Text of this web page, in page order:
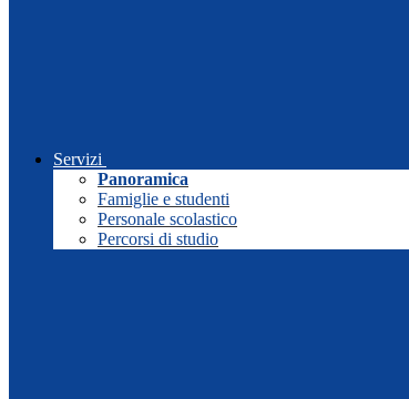
Servizi
Panoramica
Famiglie e studenti
Personale scolastico
Percorsi di studio